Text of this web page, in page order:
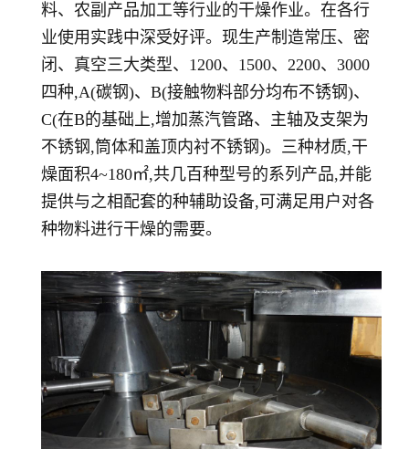
料、农副产品加工等行业的干燥作业。在各行
业使用实践中深受好评。现生产制造常压、密
闭、真空三大类型、1200、1500、2200、3000
四种,A(碳钢)、B(接触物料部分均布不锈钢)、
C(在B的基础上,增加蒸汽管路、主轴及支架为
不锈钢,筒体和盖顶内衬不锈钢)。三种材质,干
燥面积4~180㎡,共几百种型号的系列产品,并能
提供与之相配套的种辅助设备,可满足用户对各
种物料进行干燥的需要。